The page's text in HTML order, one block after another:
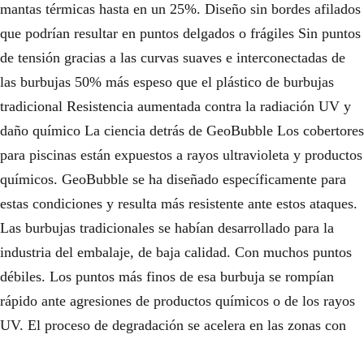
mantas térmicas hasta en un 25%. Diseño sin bordes afilados
que podrían resultar en puntos delgados o frágiles Sin puntos
de tensión gracias a las curvas suaves e interconectadas de
las burbujas 50% más espeso que el plástico de burbujas
tradicional Resistencia aumentada contra la radiación UV y
daño químico La ciencia detrás de GeoBubble Los cobertores
para piscinas están expuestos a rayos ultravioleta y productos
químicos. GeoBubble se ha diseñado específicamente para
estas condiciones y resulta más resistente ante estos ataques.
Las burbujas tradicionales se habían desarrollado para la
industria del embalaje, de baja calidad. Con muchos puntos
débiles. Los puntos más finos de esa burbuja se rompían
rápido ante agresiones de productos químicos o de los rayos
UV. El proceso de degradación se acelera en las zonas con